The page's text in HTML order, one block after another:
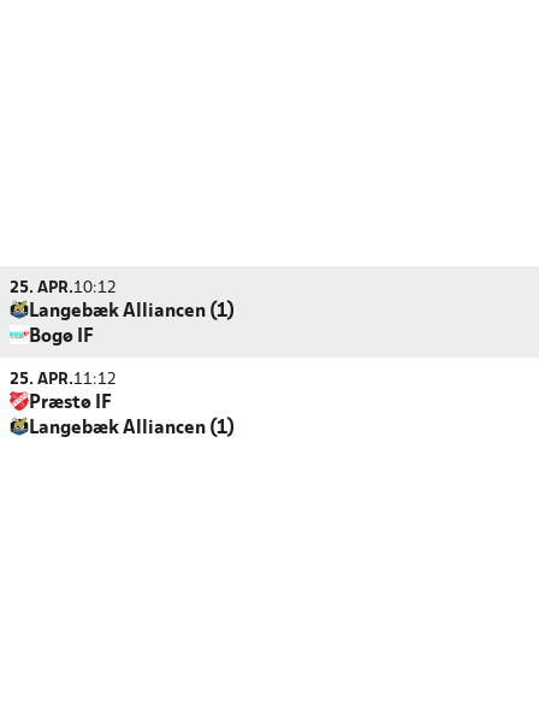
25. APR.10:12
Langebæk Alliancen (1)
Bogø IF
25. APR.11:12
Præstø IF
Langebæk Alliancen (1)